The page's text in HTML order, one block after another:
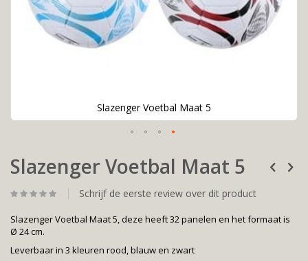
Slazenger Voetbal Maat 5
naar
het
van
afbeeldingen-
gallerij
Slazenger Voetbal Maat 5
Schrijf de eerste review over dit product
Slazenger Voetbal Maat 5, deze heeft 32 panelen en het formaat is
Ø 24 cm.
Leverbaar in 3 kleuren rood, blauw en zwart